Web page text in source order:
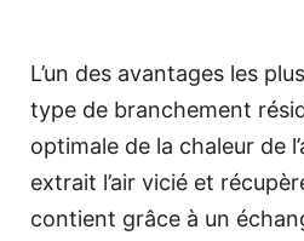
L’un des avantages les
type de branchement
optimale de la chaleur de
extrait l’air vicié et
contient grâce à un